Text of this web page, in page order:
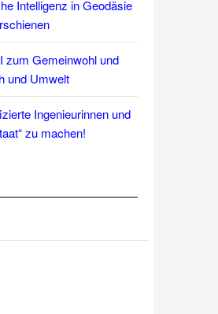
Intelligenz in Geodäsie
zum Gemeinwohl und
und Umwelt
Ingenieurinnen und
zu machen!